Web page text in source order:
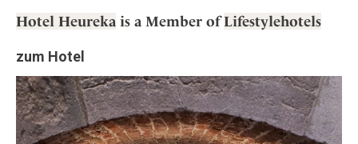
Hotel Heureka is a Member ofLifestylehotels
zum Hotel